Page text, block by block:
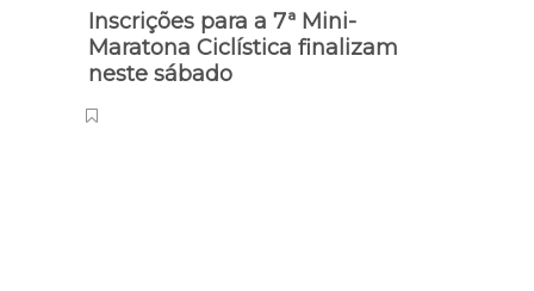
Inscrições para a 7ª Mini-
Maratona Ciclística finalizam
neste sábado